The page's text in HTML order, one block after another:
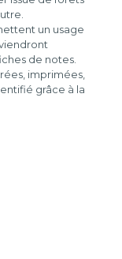
un usage
de notes.
imprimées,
grâce à la